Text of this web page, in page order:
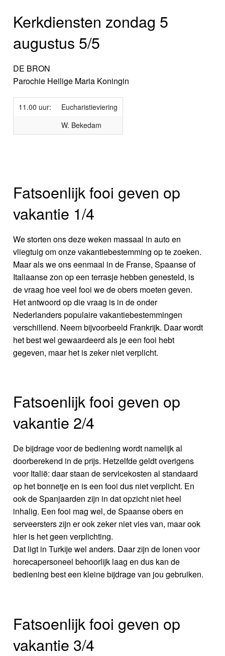
Kerkdiensten zondag 5
augustus 5/5
DE BRON
Parochie Heilige Maria Koningin
11.00 uur:
Eucharistieviering
W. Bekedam
Fatsoenlijk fooi geven op
vakantie 1/4
We storten ons deze weken massaal in auto en
vliegtuig om onze vakantiebestemming op te zoeken.
Maar als we ons eenmaal in de Franse, Spaanse of
Italiaanse zon op een terrasje hebben genesteld, is
de vraag hoe veel fooi we de obers moeten geven.
Het antwoord op die vraag is in de onder
Nederlanders populaire vakantiebestemmingen
verschillend. Neem bijvoorbeeld Frankrijk. Daar wordt
het best wel gewaardeerd als je een fooi hebt
gegeven, maar het is zeker niet verplicht.
Fatsoenlijk fooi geven op
vakantie 2/4
De bijdrage voor de bediening wordt namelijk al
doorberekend in de prijs. Hetzelfde geldt overigens
voor Italië: daar staan de servicekosten al standaard
op het bonnetje en is een fooi dus niet verplicht. En
ook de Spanjaarden zijn in dat opzicht niet heel
inhalig. Een fooi mag wel, de Spaanse obers en
serveersters zijn er ook zeker niet vies van, maar ook
hier is het geen verplichting.
Dat ligt in Turkije wel anders. Daar zijn de lonen voor
horecapersoneel behoorlijk laag en dus kan de
bediening best een kleine bijdrage van jou gebruiken.
Fatsoenlijk fooi geven op
vakantie 3/4